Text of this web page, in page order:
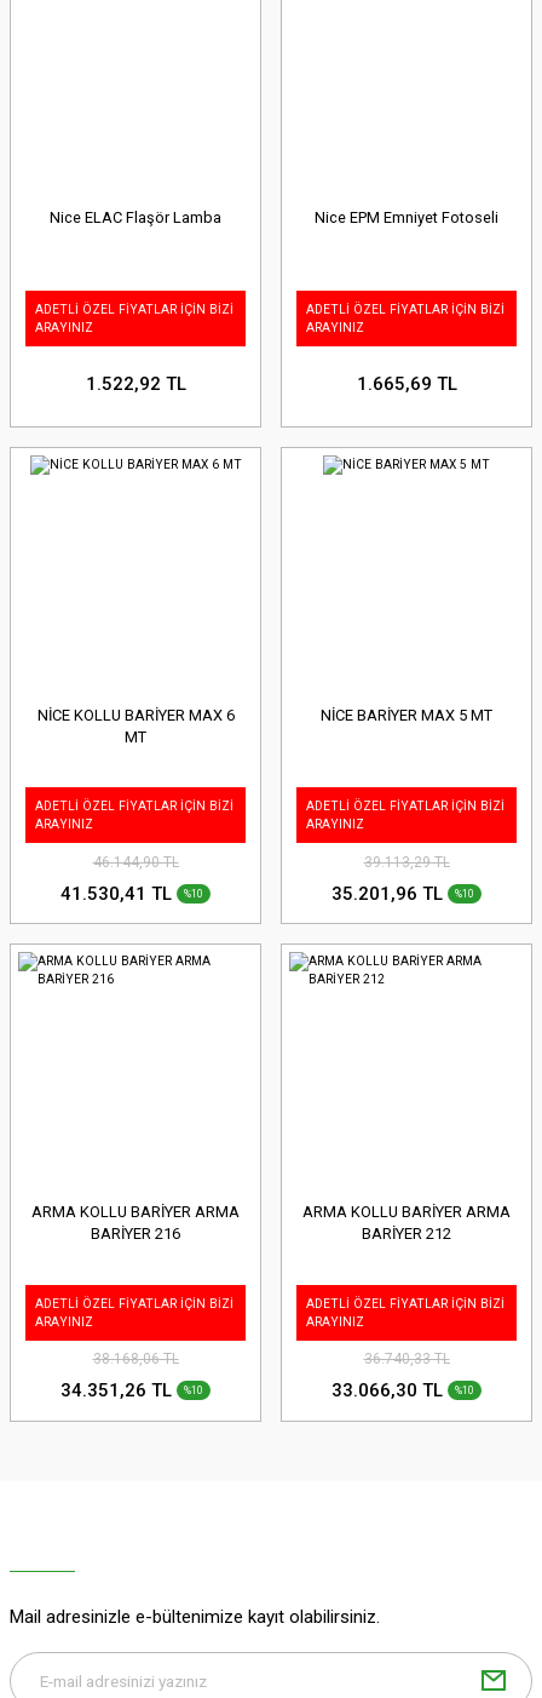
Nice ELAC Flaşör Lamba
ADETLİ ÖZEL FİYATLAR İÇİN BİZİ
ARAYINIZ
1.522,92 TL
Nice EPM Emniyet Fotoseli
ADETLİ ÖZEL FİYATLAR İÇİN BİZİ
ARAYINIZ
1.665,69 TL
NİCE KOLLU BARİYER MAX 6
MT
ADETLİ ÖZEL FİYATLAR İÇİN BİZİ
ARAYINIZ
46.144,90 TL
41.530,41 TL %10
NİCE BARİYER MAX 5 MT
ADETLİ ÖZEL FİYATLAR İÇİN BİZİ
ARAYINIZ
39.113,29 TL
35.201,96 TL %10
ARMA KOLLU BARİYER ARMA
BARİYER 216
ADETLİ ÖZEL FİYATLAR İÇİN BİZİ
ARAYINIZ
38.168,06 TL
34.351,26 TL %10
ARMA KOLLU BARİYER ARMA
BARİYER 212
ADETLİ ÖZEL FİYATLAR İÇİN BİZİ
ARAYINIZ
36.740,33 TL
33.066,30 TL %10
Mail adresinizle e-bültenimize kayıt olabilirsiniz.